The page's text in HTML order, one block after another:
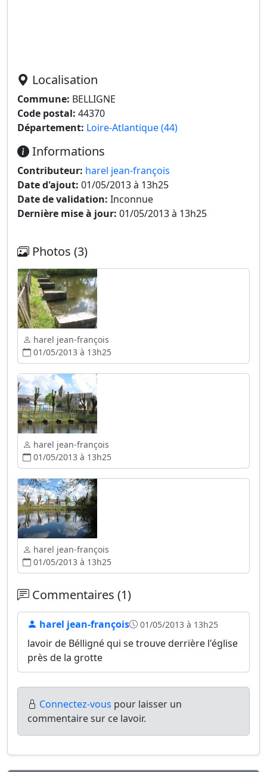
Localisation
Commune: BELLIGNE
Code postal: 44370
Département: Loire-Atlantique (44)
Informations
Contributeur: harel jean-françois
Date d'ajout: 01/05/2013 à 13h25
Date de validation: Inconnue
Dernière mise à jour: 01/05/2013 à 13h25
Photos (3)
harel jean-françois
01/05/2013 à 13h25
harel jean-françois
01/05/2013 à 13h25
harel jean-françois
01/05/2013 à 13h25
Commentaires (1)
harel jean-françois 01/05/2013 à 13h25
lavoir de Bélligné qui se trouve derrière l'église
près de la grotte
Connectez-vous pour laisser un
commentaire sur ce lavoir.